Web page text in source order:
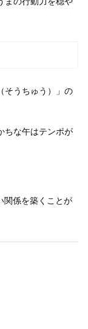
そうちゅう）」の
ちな午はテンポが
関係を築くことが